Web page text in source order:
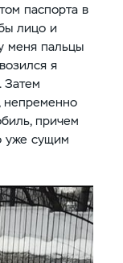
паспорта в
лицо и
меня пальцы
я
Затем
непременно
причем
уже сущим